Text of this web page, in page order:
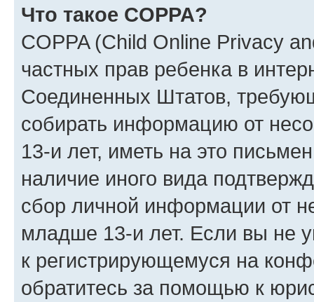
Что такое COPPA?
COPPA (Child Online Privacy
частных прав ребенка в
Соединенных Штатов,
собирать информацию от
13-и лет, иметь на это
наличие иного вида
сбор личной информации от
младше 13-и лет. Если вы не
к регистрирующемуся на
обратитесь за помощью к